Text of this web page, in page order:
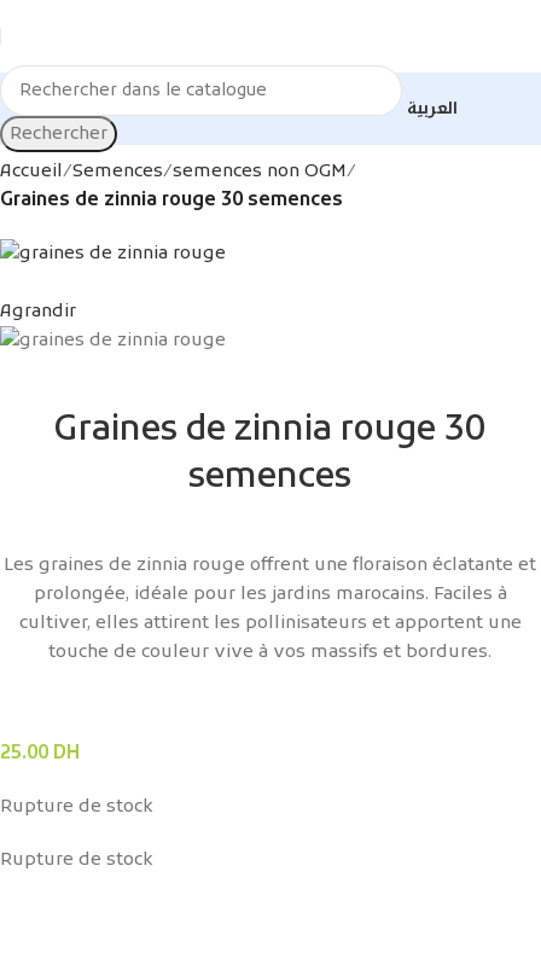
Rechercher
العربية
Accueil Semences semences non OGM
Graines de zinnia rouge 30 semences
Agrandir
Graines de zinnia rouge 30
semences
Les graines de zinnia rouge offrent une floraison éclatante et
prolongée, idéale pour les jardins marocains. Faciles à
cultiver, elles attirent les pollinisateurs et apportent une
touche de couleur vive à vos massifs et bordures.
25.00 DH
Rupture de stock
Rupture de stock